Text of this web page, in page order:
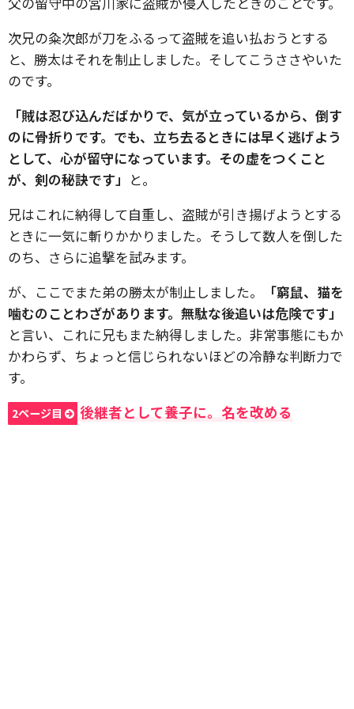
次兄の粂次郎が刀をふるって盗賊を追い払おうとする
と、勝太はそれを制止しました。そしてこうささやいた
のです。
「賊は忍び込んだばかりで、気が立っているから、倒す
のに骨折りです。でも、立ち去るときには早く逃げよう
として、心が留守になっています。その虚をつくこと
が、剣の秘訣です」 と。
兄はこれに納得して自重し、盗賊が引き揚げようとする
ときに一気に斬りかかりました。そうして数人を倒した
のち、さらに追撃を試みます。
が、ここでまた弟の勝太が制止しました。
「窮鼠、猫を
噛むのことわざがあります。無駄な後追いは危険です」
と言い、これに兄もまた納得しました。非常事態にもか
かわらず、ちょっと信じられないほどの冷静な判断力で
す。
2ページ目 後継者として養子に。名を改める